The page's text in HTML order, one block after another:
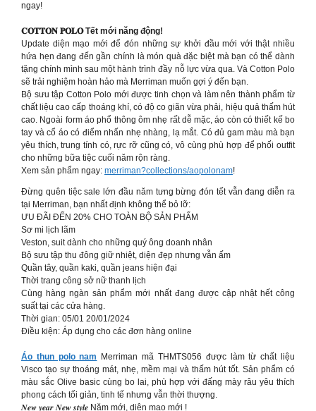
ngay!
𝐂𝐎𝐓𝐓𝐎𝐍 𝐏𝐎𝐋𝐎 Tết mới năng động!
Update diện mạo mới để đón những sự khởi đầu mới với thật nhiều
hứa hẹn đang đến gần chính là món quà đặc biệt mà bạn có thể dành
tặng chính mình sau một hành trình đầy nỗ lực vừa qua. Và Cotton Polo
sẽ trải nghiệm hoàn hảo mà Merriman muốn gợi ý đến bạn.
Bộ sưu tập Cotton Polo mới được tinh chọn và làm nên thành phẩm từ
chất liệu cao cấp thoáng khí, có độ co giãn vừa phải, hiệu quả thấm hút
cao. Ngoài form áo phổ thông ôm nhẹ rất dễ mặc, áo còn có thiết kế bo
tay và cổ áo có điểm nhấn nhẹ nhàng, lạ mắt. Có đủ gam màu mà bạn
yêu thích, trung tính có, rực rỡ cũng có, vô cùng phù hợp để phối outfit
cho những bữa tiệc cuối năm rộn ràng.
Xem sản phẩm ngay: merriman?collections/aopolonam!
Đừng quên tiệc sale lớn đầu năm tưng bừng đón tết vẫn đang diễn ra
tại Merriman, bạn nhất định không thể bỏ lỡ:
ƯU ĐÃI ĐẾN 20% CHO TOÀN BỘ SẢN PHẨM
Sơ mi lịch lãm
Veston, suit dành cho những quý ông doanh nhân
Bộ sưu tập thu đông giữ nhiệt, diện đẹp nhưng vẫn ấm
Quần tây, quần kaki, quần jeans hiện đại
Thời trang công sở nữ thanh lịch
Cùng hàng ngàn sản phẩm mới nhất đang được cập nhật hết công
suất tại các cửa hàng.
Thời gian: 05/01 20/01/2024
Điều kiện: Áp dụng cho các đơn hàng online
Áo thun polo nam
Merriman mã THMTS056 được làm từ chất liệu
Visco tạo sự thoáng mát, nhẹ, mềm mại và thấm hút tốt. Sản phẩm có
màu sắc Olive basic cùng bo lai, phù hợp với đấng mày râu yêu thích
phong cách tối giản, tinh tế nhưng vẫn thời thượng.
𝑵𝒆𝒘 𝒚𝒆𝒂𝒓 𝑵𝒆𝒘 𝒔𝒕𝒚𝒍𝒆 Năm mới, diện mạo mới !